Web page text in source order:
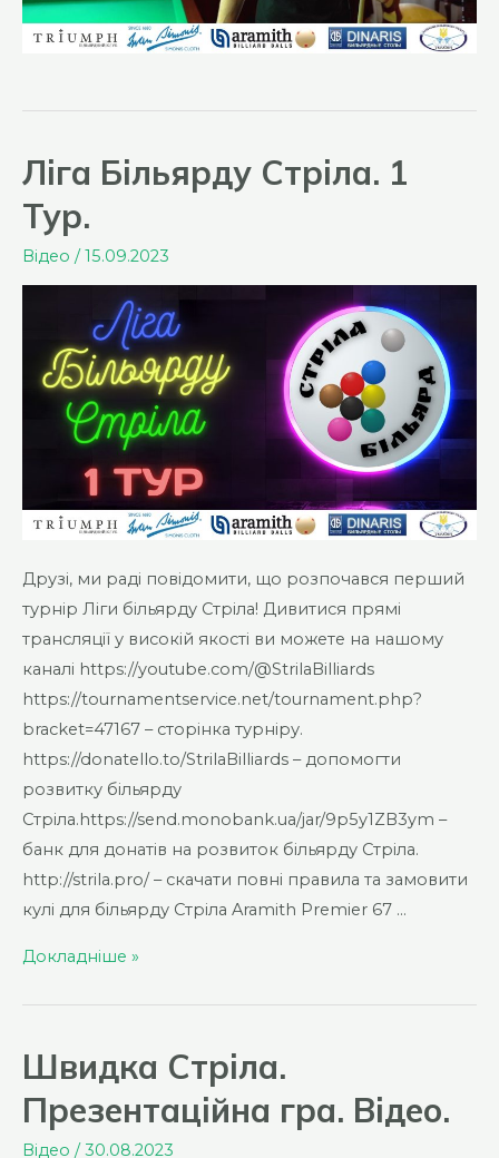
Ліга Більярду Стріла. 1
Тур.
Відео /15.09.2023
Друзі, ми раді повідомити, що розпочався перший
турнір Ліги більярду Стріла! Дивитися прямі
трансляції у високій якості ви можете на нашому
каналі https://youtube.com/@StrilaBilliards
https://tournamentservice.net/tournament.php?
bracket=47167 – сторінка турніру.
https://donatello.to/StrilaBilliards – допомогти
розвитку більярду
Стріла.https://send.monobank.ua/jar/9p5y1ZB3ym –
банк для донатів на розвиток більярду Стріла.
http://strila.pro/ – скачати повні правила та замовити
кулі для більярду Стріла Aramith Premier 67 …
Ліга
Тур.
Докладніше »
Швидка Стріла.
Презентаційна гра. Відео.
Відео /30.08.2023